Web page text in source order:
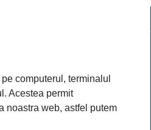
computerul, terminalul
Acestea permit
noastra web, astfel putem